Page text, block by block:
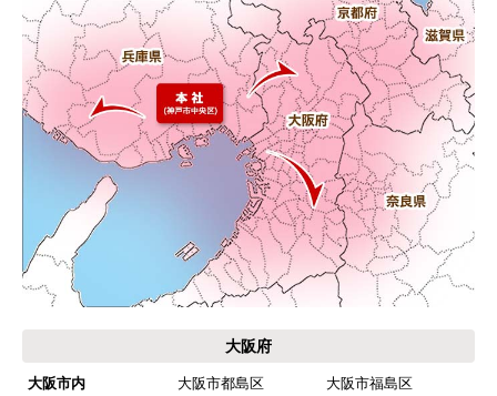
ショップからの連絡や対応は適切でしたか？
はい
予定の期日までに商品が届きましたか？
はい
商品の梱包は必要十分なものでしたか？
はい
またこのショップを利用したいですか？
はい
【注文商品】浄水器・整水器 【注文時
大阪府
大阪市内 大阪市都島区
大阪市福島区